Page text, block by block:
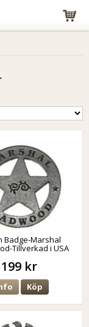
Badge-Marshal
Tillverkad i USA
199 kr
Köp